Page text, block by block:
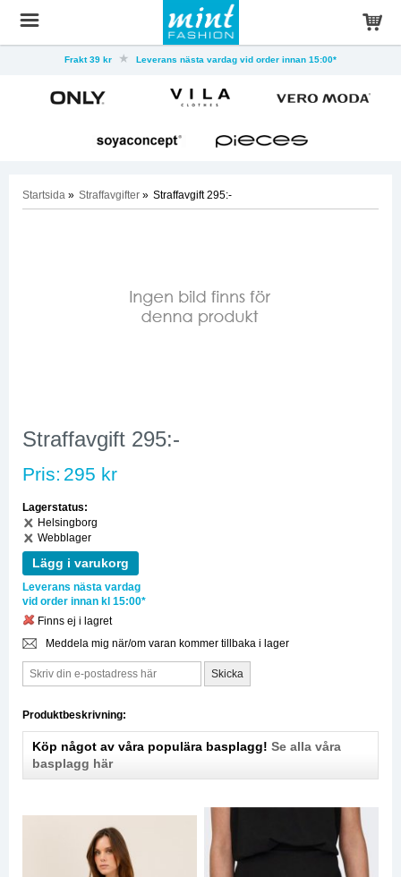
Frakt 39 kr Leverans nästa vardag vid order innan 15:00*
Startsida » Straffavgifter » Straffavgift 295:-
Straffavgift 295:-
Pris: 295 kr
Lagerstatus:
Helsingborg
Webblager
Lägg i varukorg
Leverans nästa vardag
vid order innan kl 15:00*
Finns ej i lagret
Meddela mig när/om varan kommer tillbaka i lager
Produktbeskrivning:
Köp något av våra populära basplagg! Se alla våra
basplagg här